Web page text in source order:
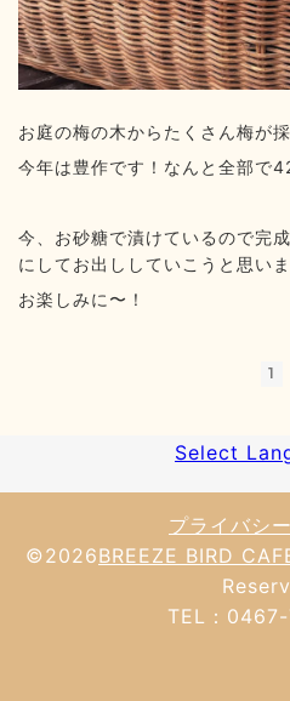
お庭の梅の木からたくさん梅が
今年は豊作です！なんと全部で
今、お砂糖で漬けているので完
にしてお出ししていこうと思い
お楽しみに〜！
1
Select
プライバシ
©2026BREEZE BIRD
TEL：